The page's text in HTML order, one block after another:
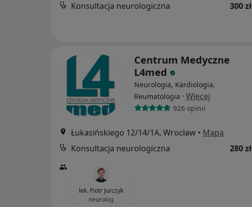
Konsultacja neurologiczna 300 zł
Centrum Medyczne
L4med
Neurologia, Kardiologia,
Reumatologia · Więcej
926 opinii
Łukasińskiego 12/14/1A, Wrocław • Mapa
Konsultacja neurologiczna
280 zł
lek. Piotr Jurczyk
neurolog